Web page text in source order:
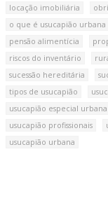
locação imobiliária
o que é usucapião urbana
pensão alimentícia
riscos do inventário
sucessão hereditária
tipos de usucapião
usucapião especial urbana
usucapião profissionais
usucapião urbana